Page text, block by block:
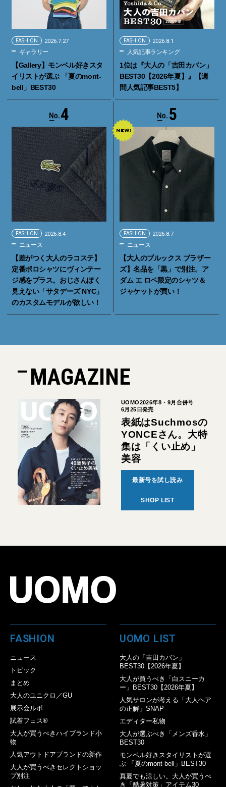
FASHION 2026.7.27
ギャラリー
【Gallery】モンベル好きスタ
イリストが選ぶ 「夏のmont-
bell」BEST30
FASHION 2026.8.1
人気記事ランキング
1位は『大人の「吉田カバン」
BEST30【2026年夏】』【週
間人気記事BEST5】
4
FASHION 2026.8.4
ニュース
【差がつく大人のラコステ】
定番ポロシャツにヴィンテー
ジ感をプラス。おじさんぽく
見えない「サタデーズ NYC」
のカスタムモデルが欲しい！
5
FASHION 2026.8.7
ニュース
【大人のブルックス ブラザー
ズ】名品を「黒」で別注。ア
ダム エ ロペ限定のシャツ＆
ジャケットが買い！
MAGAZINE
UOMO2026年8・9月合併号
6月25日発売
表紙はSuchmosの
YONCEさん。大特
集は「くい止め」
美容
最新号を試し読み
SHOP LIST
FASHION
ニュース
トピック
まとめ
大人のユニクロ／GU
展示会ルポ
試着フェス®︎
大人が買うべきハイブランド小
物
人気アウトドアブランドの新作
大人が買うべきセレクトショッ
プ別注
UOMO LIST
大人の「吉田カバン」
BEST30【2026年夏】
大人が買うべき「白スニーカ
ー」BEST30【2026年夏】
人気サロンが考える「大人ヘア
の正解」SNAP
エディター私物
大人が選ぶべき「メンズ香水」
BEST30
モンベル好きスタイリストが選
ぶ 「夏のmont-bell」BEST30
真夏でも涼しい。大人が買うべ
き「酷暑対策」アイテム30